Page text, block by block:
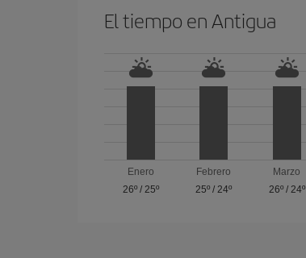
El tiempo en Antigua
Enero
26º/ 25º
Febrero
25º / 24º
Marzo
26º/ 24º